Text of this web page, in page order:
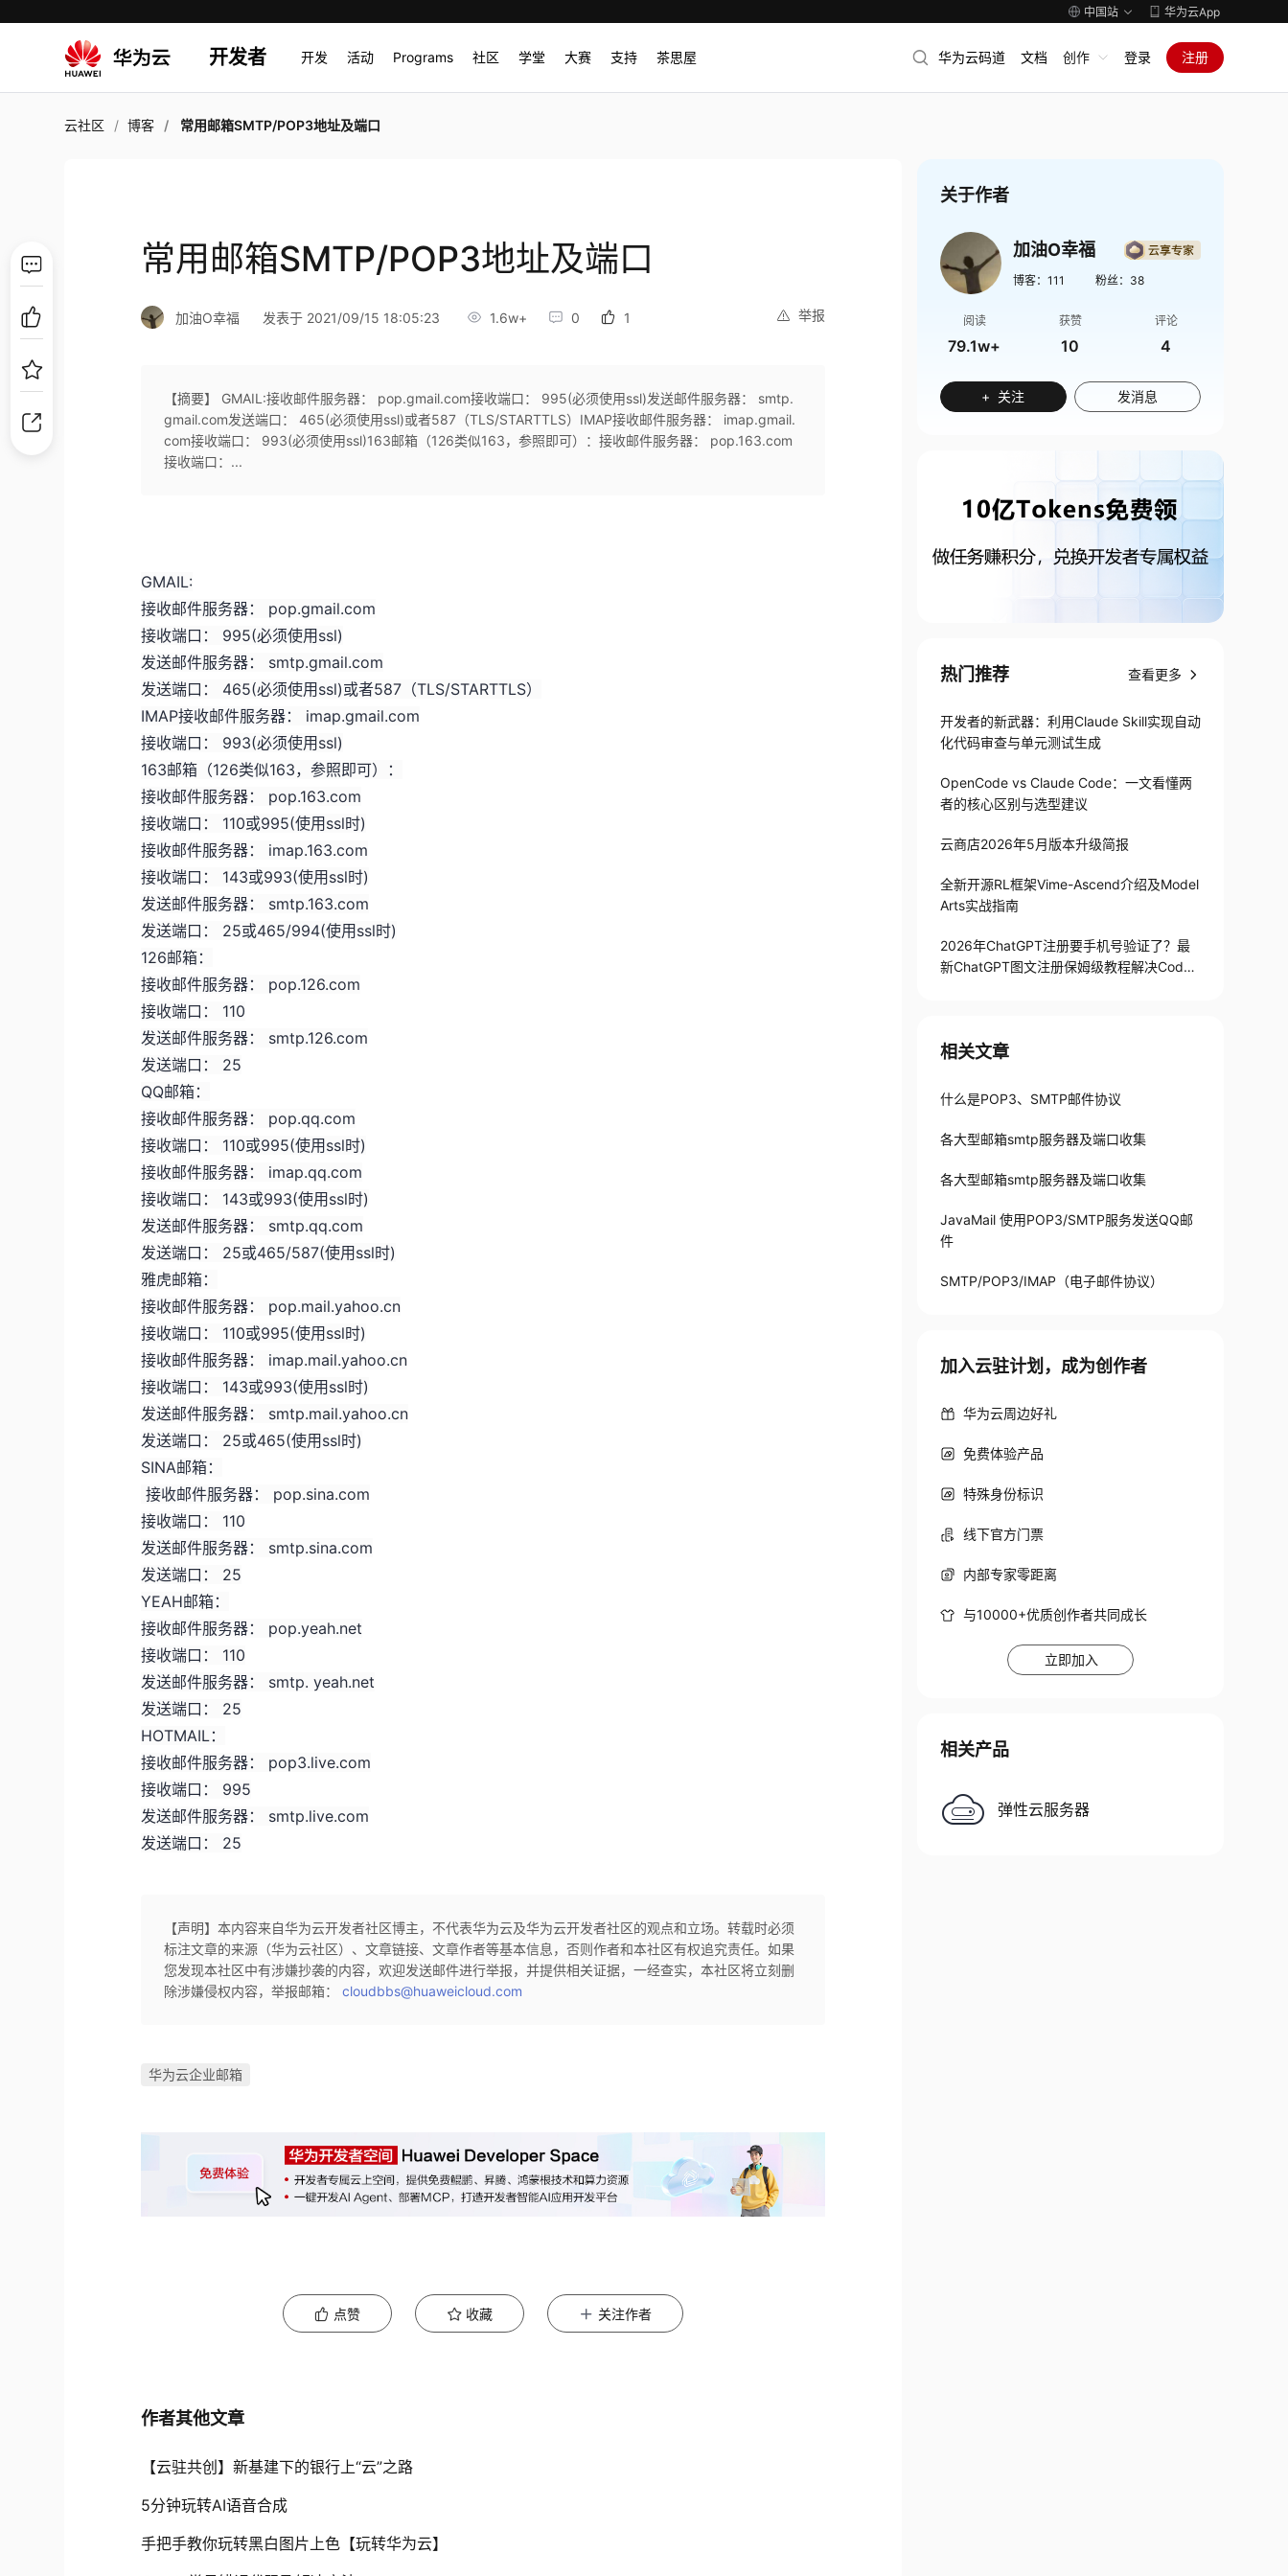
中国站 华为云App
开发者 开发 活动 Programs 社区 学堂 大赛 支持 茶思屋 华为云码道 文档 创作 登录 注册
云社区 博客 常用邮箱SMTP/POP3地址及端口
常用邮箱SMTP/POP3地址及端口
举报
加油O幸福 发表于 2021/09/15 18:05:23 1.6w+ 0 1
【摘要】 GMAIL:接收邮件服务器： pop.gmail.com接收端口： 995(必须使用ssl)发送邮件服务器： smtp.
gmail.com发送端口： 465(必须使用ssl)或者587（TLS/STARTTLS）IMAP接收邮件服务器： imap.gmail.
com接收端口： 993(必须使用ssl)163邮箱（126类似163，参照即可）：接收邮件服务器： pop.163.com
接收端口：...
GMAIL:
接收邮件服务器： pop.gmail.com
接收端口： 995(必须使用ssl)
发送邮件服务器： smtp.gmail.com
发送端口： 465(必须使用ssl)或者587（TLS/STARTTLS）
IMAP接收邮件服务器： imap.gmail.com
接收端口： 993(必须使用ssl)
163邮箱（126类似163，参照即可）：
接收邮件服务器： pop.163.com
接收端口： 110或995(使用ssl时)
接收邮件服务器： imap.163.com
接收端口： 143或993(使用ssl时)
发送邮件服务器： smtp.163.com
发送端口： 25或465/994(使用ssl时)
126邮箱：
接收邮件服务器： pop.126.com
接收端口： 110
发送邮件服务器： smtp.126.com
发送端口： 25
QQ邮箱：
接收邮件服务器： pop.qq.com
接收端口： 110或995(使用ssl时)
接收邮件服务器： imap.qq.com
接收端口： 143或993(使用ssl时)
发送邮件服务器： smtp.qq.com
发送端口： 25或465/587(使用ssl时)
雅虎邮箱：
接收邮件服务器： pop.mail.yahoo.cn
接收端口： 110或995(使用ssl时)
接收邮件服务器： imap.mail.yahoo.cn
接收端口： 143或993(使用ssl时)
发送邮件服务器： smtp.mail.yahoo.cn
发送端口： 25或465(使用ssl时)
SINA邮箱：
接收邮件服务器： pop.sina.com
接收端口： 110
发送邮件服务器： smtp.sina.com
发送端口： 25
YEAH邮箱：
接收邮件服务器： pop.yeah.net
接收端口： 110
发送邮件服务器： smtp. yeah.net
发送端口： 25
HOTMAIL：
接收邮件服务器： pop3.live.com
接收端口： 995
发送邮件服务器： smtp.live.com
发送端口： 25
【声明】本内容来自华为云开发者社区博主，不代表华为云及华为云开发者社区的观点和立场。转载时必须
标注文章的来源（华为云社区）、文章链接、文章作者等基本信息，否则作者和本社区有权追究责任。如果
您发现本社区中有涉嫌抄袭的内容，欢迎发送邮件进行举报，并提供相关证据，一经查实，本社区将立刻删
除涉嫌侵权内容，举报邮箱：cloudbbs@huaweicloud.com
华为云企业邮箱
点赞 收藏 关注作者
作者其他文章
【云驻共创】新基建下的银行上“云”之路
5分钟玩转AI语音合成
手把手教你玩转黑白图片上色【玩转华为云】
关于作者
加油O幸福
博客： 111 粉丝： 38
阅读
79.1w+
获赞
10
评论
4
+ 关注 发消息
热门推荐 查看更多
开发者的新武器：利用Claude Skill实现自动
化代码审查与单元测试生成
OpenCode vs Claude Code：一文看懂两
者的核心区别与选型建议
云商店2026年5月版本升级简报
全新开源RL框架Vime-Ascend介绍及Model
Arts实战指南
2026年ChatGPT注册要手机号验证了？最
新ChatGPT图文注册保姆级教程解决Codex
相关文章
什么是POP3、SMTP邮件协议
各大型邮箱smtp服务器及端口收集
各大型邮箱smtp服务器及端口收集
JavaMail 使用POP3/SMTP服务发送QQ邮
件
SMTP/POP3/IMAP（电子邮件协议）
加入云驻计划，成为创作者
华为云周边好礼
免费体验产品
特殊身份标识
线下官方门票
内部专家零距离
与10000+优质创作者共同成长
立即加入
相关产品
弹性云服务器